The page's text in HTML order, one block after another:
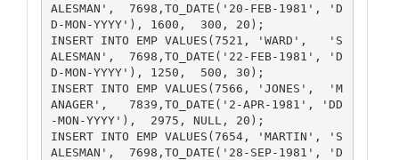
ALESMAN',  7698,TO_DATE('20-FEB-1981', 'D
D-MON-YYYY'), 1600,  300, 20);
INSERT INTO EMP VALUES(7521, 'WARD',   'S
ALESMAN',  7698,TO_DATE('22-FEB-1981', 'D
D-MON-YYYY'), 1250,  500, 30);
INSERT INTO EMP VALUES(7566, 'JONES',  'M
ANAGER',   7839,TO_DATE('2-APR-1981', 'DD
-MON-YYYY'),  2975, NULL, 20);
INSERT INTO EMP VALUES(7654, 'MARTIN', 'S
ALESMAN',  7698,TO_DATE('28-SEP-1981', 'D